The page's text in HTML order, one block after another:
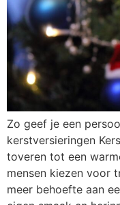
Zo geef je een
kerstversieringen
toveren tot een
mensen kiezen voor
meer behoefte aan